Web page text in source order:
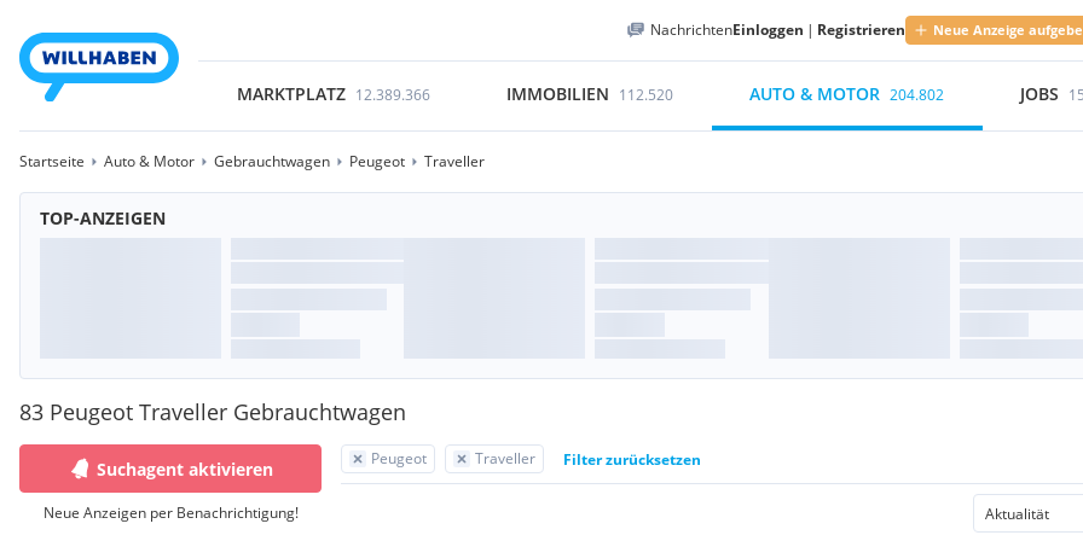
NachrichtenEinloggen | Registrieren Neue Anzeige
MARKTPLATZ 12.389.366 IMMOBILIEN 112.520 AUTO & MOTOR 204.802 JOBS
Startseite Auto & Motor Gebrauchtwagen Peugeot Traveller
TOP-ANZEIGEN
83 Peugeot Traveller Gebrauchtwagen
Peugeot Traveller Filter zurücksetzen
Suchagent aktivieren
Neue Anzeigen per Benachrichtigung!